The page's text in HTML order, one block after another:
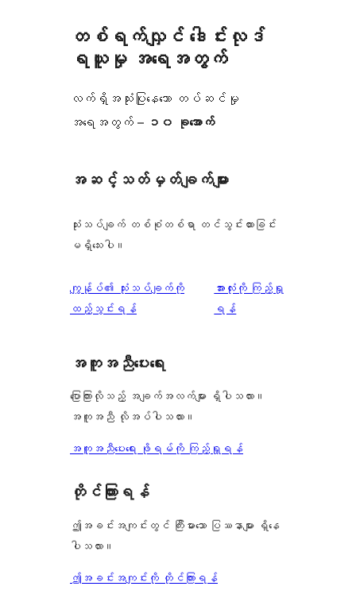
တစ်ရက်လျှင် ဒေါင်းလုဒ်
ရယူမှု အရေအတွက်
လက်ရှိအသုံးပြုနေသော တပ်ဆင်မှု
အရေအတွက် – ၁၀ ခုအောက်
အဆင့်သတ်မှတ်ချက်များ
သုံးသပ်ချက် တစ်စုံတစ်ရာ တင်သွင်းထားခြင်း
မရှိသေးပါ။
ကျွန်ုပ်၏ သုံးသပ်ချက်ကို
ထည့်သွင်းရန်
သုံးသပ်
ချက်
အားလုံးကို ကြည့်ရှု
ရန်
အကူအညီပေးရေး
ပြောကြားလိုသည့် အချက်အလက်များ ရှိပါသလား။
အကူအညီ လိုအပ်ပါသလား။
အကူအညီပေးရေး ဖိုရမ်ကို ကြည့်ရှုရန်
တိုင်ကြားရန်
ဤအခင်းအကျင်းတွင် ကြီးမားသော ပြဿနာများ ရှိနေ
ပါသလား။
ဤအခင်းအကျင်းကို တိုင်ကြားရန်